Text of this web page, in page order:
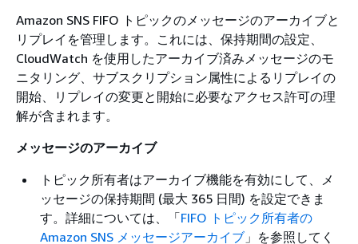
Amazon SNS FIFO トピックのメッセージのアーカイブと
リプレイを管理します。これには、保持期間の設定、
CloudWatch を使用したアーカイブ済みメッセージのモ
ニタリング、サブスクリプション属性によるリプレイの
開始、リプレイの変更と開始に必要なアクセス許可の理
解が含まれます。
メッセージのアーカイブ
トピック所有者はアーカイブ機能を有効にして、メ
ッセージの保持期間 (最大 365 日間) を設定できま
す。詳細については、「FIFO トピック所有者の
Amazon SNS メッセージアーカイブ 」を参照してく